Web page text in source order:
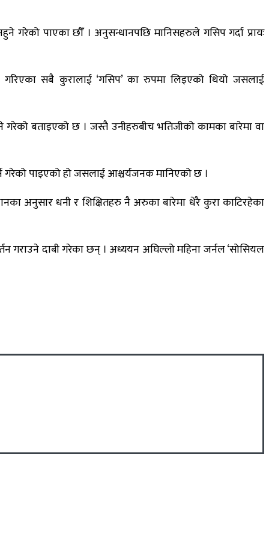
गरेको पाएका छौँ । अनुसन्धानपछि मानिसहरुले गसिप गर्दा प्रायः
सबै कुरालाई ‘गसिप’ का रुपमा लिइएको थियो जसलाई
गरेको बताइएको छ । जस्तै उनीहरुबीच भतिजीको कामका बारेमा वा
पाइएको हो जसलाई आश्चर्यजनक मानिएको छ ।
अनुसार धनी र शिक्षितहरु नै अरुका बारेमा धेरै कुरा काटिरहेका
गराउने दाबी गरेका छन् । अध्ययन अघिल्लो महिना जर्नल ‘सोसियल